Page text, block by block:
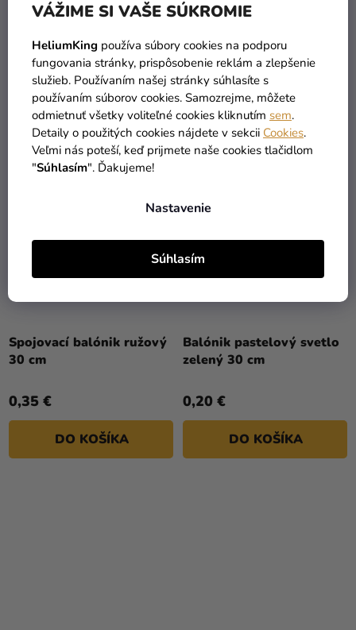
VÁŽIME SI VAŠE SÚKROMIE
HeliumKing používa súbory cookies na podporu
fungovania stránky, prispôsobenie reklám a zlepšenie
služieb. Používaním našej stránky súhlasíte s
používaním súborov cookies. Samozrejme, môžete
odmietnuť všetky voliteľné cookies kliknutím sem.
Detaily o použitých cookies nájdete v sekcii Cookies.
Veľmi nás poteší, keď prijmete naše cookies tlačidlom
"Súhlasím". Ďakujeme!
Nastavenie
Súhlasím
Balónik pastelový biely
26 cm
hodnotenie
je
4,8
z
5
hviezdičiek.
0,10 €
DO KOŠÍKA
Balónik pastelový žltý 30
cm
0,20 €
DO KOŠÍKA
Spojovací balónik ružový
30 cm
0,35 €
DO KOŠÍKA
Balónik pastelový svetlo
zelený 30 cm
0,20 €
DO KOŠÍKA